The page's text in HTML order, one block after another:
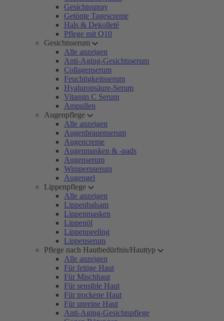
Gesichtsspray
Getönte Tagescreme
Hals & Dekolleté
Pflege mit Q10
Gesichtsserum
Alle anzeigen
Anti-Aging-Gesichtsserum
Collagenserum
Feuchtigkeitsserum
Hyaluronsäure-Serum
Vitamin C Serum
Ampullen
Augenpflege
Alle anzeigen
Augenbrauenserum
Augencreme
Augenmasken & -pads
Augenserum
Wimpernserum
Augengel
Lippenpflege
Alle anzeigen
Lippenbalsam
Lippenmasken
Lippenöl
Lippenpeeling
Lippenserum
Pflege nach Hautbedürfnis/Hauttyp
Alle anzeigen
Für fettige Haut
Für Mischhaut
Für sensible Haut
Für trockene Haut
Für unreine Haut
Anti-Aging-Gesichtspflege